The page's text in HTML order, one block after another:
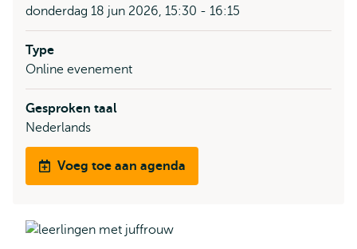
donderdag 18 jun 2026, 15:30 - 16:15
Type
Online evenement
Gesproken taal
Nederlands
Voeg toe aan agenda